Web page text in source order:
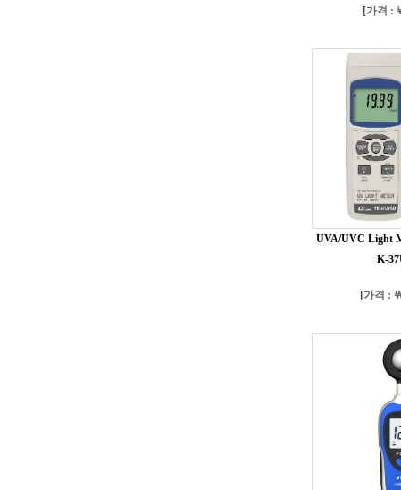
[가격 :
UVA/UVC Light
K-
[가격 :